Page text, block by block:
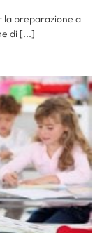
la preparazione al
di [...]